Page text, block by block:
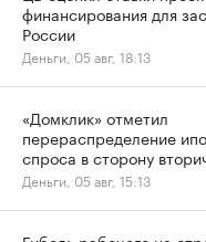
финансирования для
России
Деньги, 05 авг, 18:13
«Домклик» отметил
перераспределение
спроса в сторону
Деньги, 05 авг, 15:13